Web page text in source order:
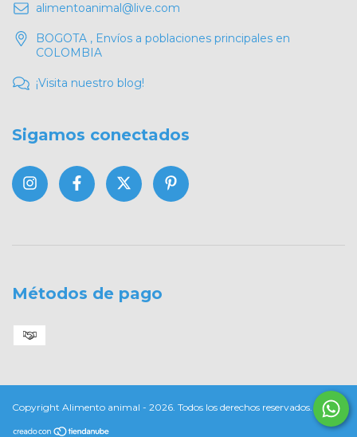
alimentoanimal@live.com
BOGOTA , Envíos a poblaciones principales en
COLOMBIA
¡Visita nuestro blog!
Sigamos conectados
Métodos de pago
Copyright Alimento animal - 2026. Todos los derechos reservados.